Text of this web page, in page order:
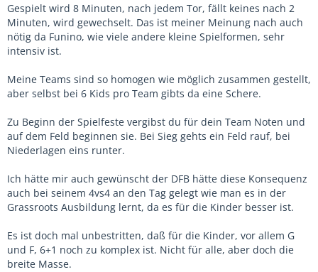
Gespielt wird 8 Minuten, nach jedem Tor, fällt keines nach 2
Minuten, wird gewechselt. Das ist meiner Meinung nach auch
nötig da Funino, wie viele andere kleine Spielformen, sehr
intensiv ist.
Meine Teams sind so homogen wie möglich zusammen gestellt,
aber selbst bei 6 Kids pro Team gibts da eine Schere.
Zu Beginn der Spielfeste vergibst du für dein Team Noten und
auf dem Feld beginnen sie. Bei Sieg gehts ein Feld rauf, bei
Niederlagen eins runter.
Ich hätte mir auch gewünscht der DFB hätte diese Konsequenz
auch bei seinem 4vs4 an den Tag gelegt wie man es in der
Grassroots Ausbildung lernt, da es für die Kinder besser ist.
Es ist doch mal unbestritten, daß für die Kinder, vor allem G
und F, 6+1 noch zu komplex ist. Nicht für alle, aber doch die
breite Masse.